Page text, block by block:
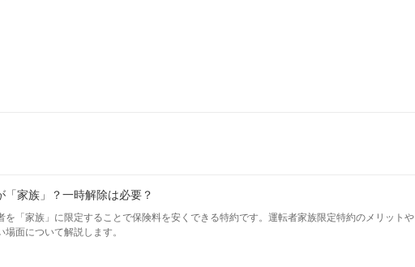
「家族」？一時解除は必要？
「家族」に限定することで保険料を安くできる特約です。運転者家族限定特約のメリットや
面について解説します。